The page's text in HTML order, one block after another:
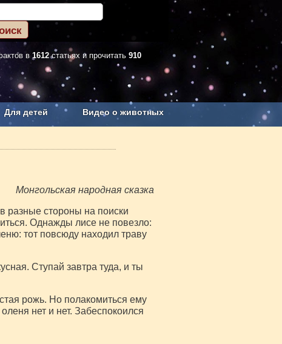
в 1612статьях и прочитать 910
Для детей Видео о животных
Монгольская народная сказка
разные стороны на поиски
Однажды лисе не повезло:
тот повсюду находил траву
Ступай завтра туда, и ты
рожь. Но полакомиться ему
нет и нет. Забеспокоился